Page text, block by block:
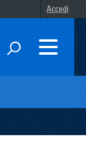
Accedi